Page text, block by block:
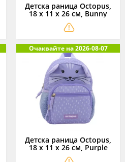
Детска раница Octopus,
18 x 11 x 26 см, Bunny
Очаквайте на 2026-08-07
Детска раница Octopus,
18 x 11 x 26 см, Purple
Kitty